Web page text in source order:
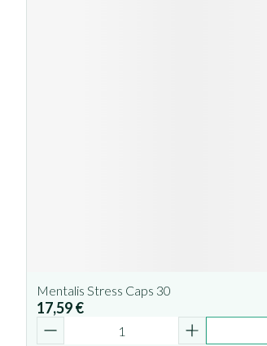
Mentalis Stress Caps 30
17,59 €